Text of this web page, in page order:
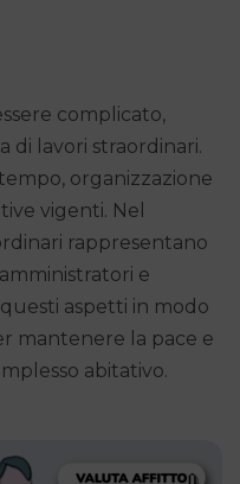
complicato,
di lavori straordinari.
organizzazione
vigenti. Nel
rappresentano
e
aspetti in modo
mantenere la pace e
abitativo.